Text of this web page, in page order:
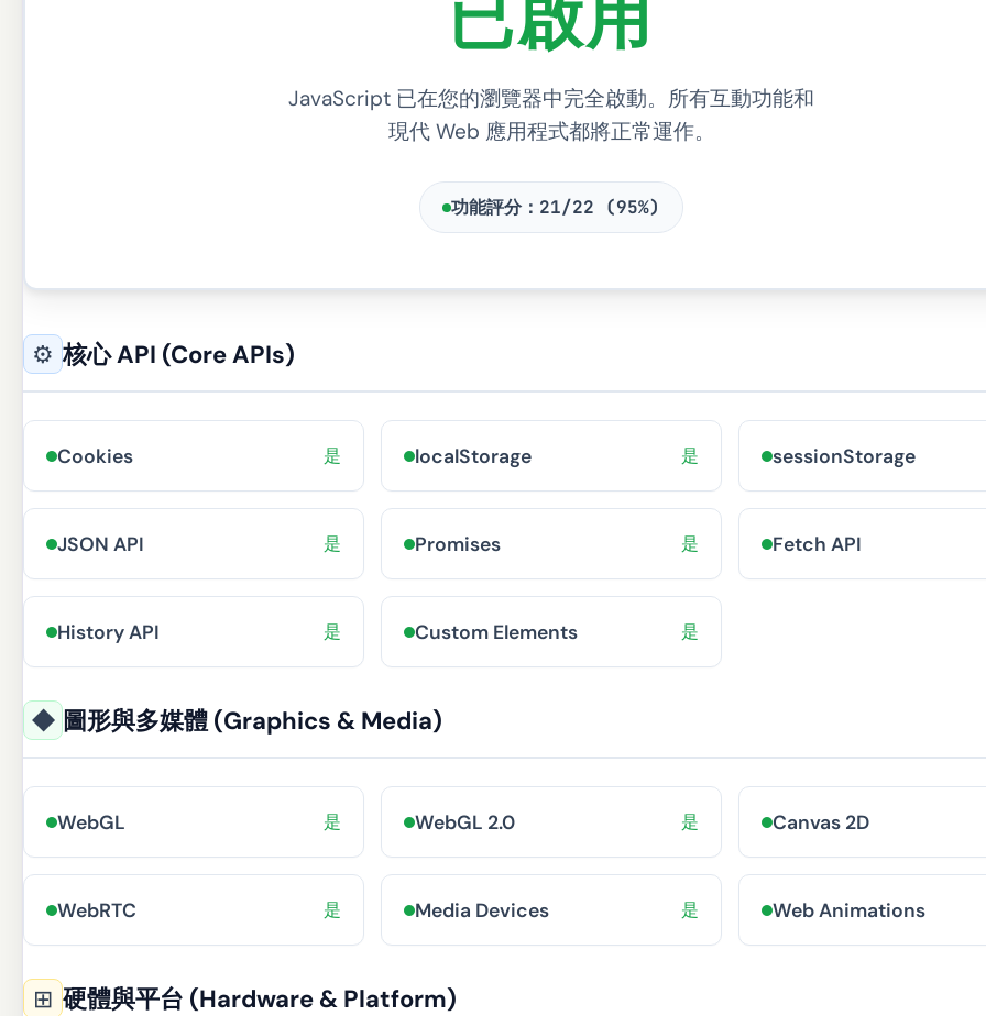
已啟用
JavaScript 已在您的瀏覽器中完全啟動。所有互動功能和
現代 Web 應用程式都將正常運作。
功能評分： 21/22 (95%)
⚙ 核心 API (Core APIs)
Cookies 是 localStorage 是 sessionStorage
JSON API 是 Promises 是 Fetch API
History API 是 Custom Elements 是
◆ 圖形與多媒體 (Graphics & Media)
WebGL 是 WebGL 2.0 是 Canvas 2D
WebRTC 是 Media Devices 是 Web Animations
⊞ 硬體與平台 (Hardware & Platform)